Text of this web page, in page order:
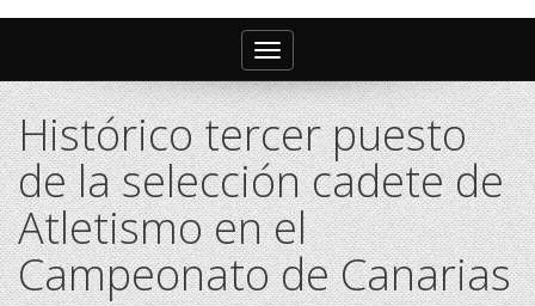
Toggle
navigation
Histórico tercer puesto
de la selección cadete de
Atletismo en el
Campeonato de Canarias